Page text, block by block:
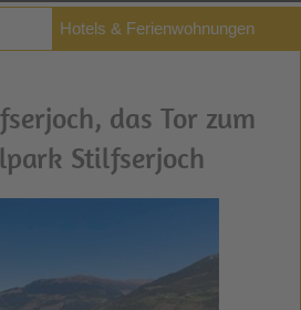
Hotels & Ferienwohnungen
das Tor zum
Stilfserjoch